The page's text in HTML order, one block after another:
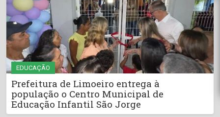
EDUCAÇÃO
Prefeitura de Limoeiro entrega à
população o Centro Municipal de
Educação Infantil São Jorge